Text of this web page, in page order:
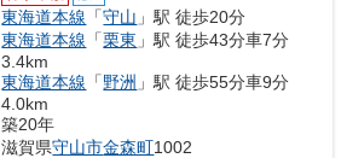
東海道本線 「守山 」駅 徒歩20分
東海道本線 「栗東 」駅 徒歩43分車7分
3.4km
東海道本線 「野洲 」駅 徒歩55分車9分
4.0km
築20年
滋賀県守山市金森町1002